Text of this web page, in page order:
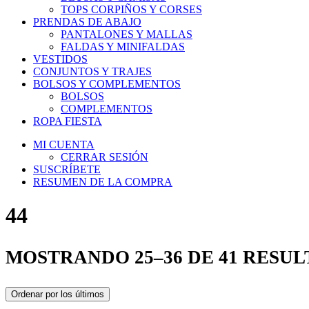
TOPS CORPIÑOS Y CORSES
PRENDAS DE ABAJO
PANTALONES Y MALLAS
FALDAS Y MINIFALDAS
VESTIDOS
CONJUNTOS Y TRAJES
BOLSOS Y COMPLEMENTOS
BOLSOS
COMPLEMENTOS
ROPA FIESTA
MI CUENTA
CERRAR SESIÓN
SUSCRÍBETE
RESUMEN DE LA COMPRA
44
MOSTRANDO 25–36 DE 41
Ordenar por los últimos